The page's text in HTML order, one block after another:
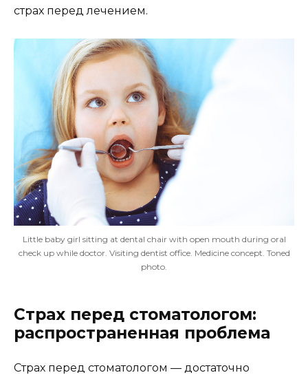
страх перед лечением.
Little baby girl sitting at dental chair with open mouth during oral
check up while doctor. Visiting dentist office. Medicine concept. Toned
photo.
Страх перед стоматологом:
распространенная проблема
Страх перед стоматологом — достаточно